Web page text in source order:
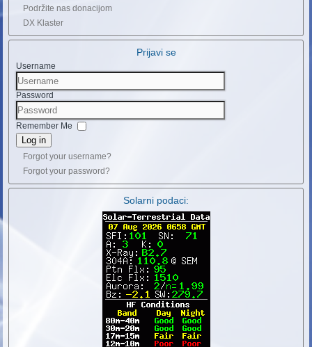
Podržite nas donacijom
DX Klaster
Prijavi se
Username
Password
Remember Me
Log in
Forgot your username?
Forgot your password?
Solarni podaci: